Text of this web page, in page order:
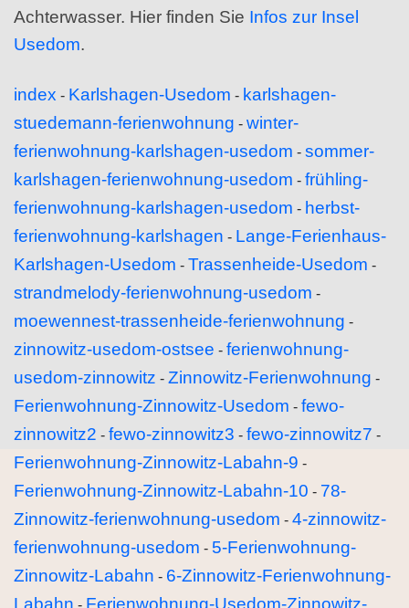
Achterwasser. Hier finden Sie Infos zur Insel
Usedom.
index - Karlshagen-Usedom - karlshagen-
stuedemann-ferienwohnung - winter-
ferienwohnung-karlshagen-usedom - sommer-
karlshagen-ferienwohnung-usedom - frühling-
ferienwohnung-karlshagen-usedom - herbst-
ferienwohnung-karlshagen - Lange-Ferienhaus-
Karlshagen-Usedom - Trassenheide-Usedom -
strandmelody-ferienwohnung-usedom -
moewennest-trassenheide-ferienwohnung -
zinnowitz-usedom-ostsee - ferienwohnung-
usedom-zinnowitz - Zinnowitz-Ferienwohnung -
Ferienwohnung-Zinnowitz-Usedom - fewo-
zinnowitz2 - fewo-zinnowitz3 - fewo-zinnowitz7 -
Ferienwohnung-Zinnowitz-Labahn-9 -
Ferienwohnung-Zinnowitz-Labahn-10 - 78-
Zinnowitz-ferienwohnung-usedom - 4-zinnowitz-
ferienwohnung-usedom - 5-Ferienwohnung-
Zinnowitz-Labahn - 6-Zinnowitz-Ferienwohnung-
Labahn - Ferienwohnung-Usedom-Zinnowitz-